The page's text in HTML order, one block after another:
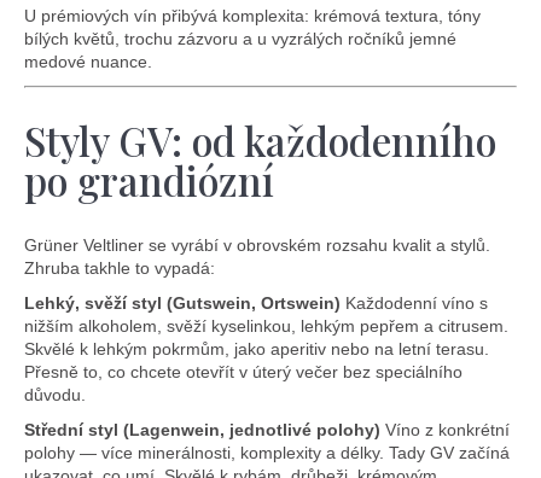
U prémiových vín přibývá komplexita: krémová textura, tóny
bílých květů, trochu zázvoru a u vyzrálých ročníků jemné
medové nuance.
Styly GV: od každodenního
po grandiózní
Grüner Veltliner se vyrábí v obrovském rozsahu kvalit a stylů.
Zhruba takhle to vypadá:
Lehký, svěží styl (Gutswein, Ortswein) Každodenní víno s
nižším alkoholem, svěží kyselinkou, lehkým pepřem a citrusem.
Skvělé k lehkým pokrmům, jako aperitiv nebo na letní terasu.
Přesně to, co chcete otevřít v úterý večer bez speciálního
důvodu.
Střední styl (Lagenwein, jednotlivé polohy) Víno z konkrétní
polohy — více minerálnosti, komplexity a délky. Tady GV začíná
p
o
r
u
u
j
e
e